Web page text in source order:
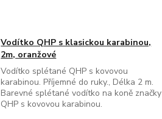
Vodítko QHP s klasickou karabinou,
2m, oranžové
Vodítko splétané QHP s kovovou
karabinou. Příjemné do ruky., Délka 2 m.
Barevné splétané vodítko na koně značky
QHP s kovovou karabinou.